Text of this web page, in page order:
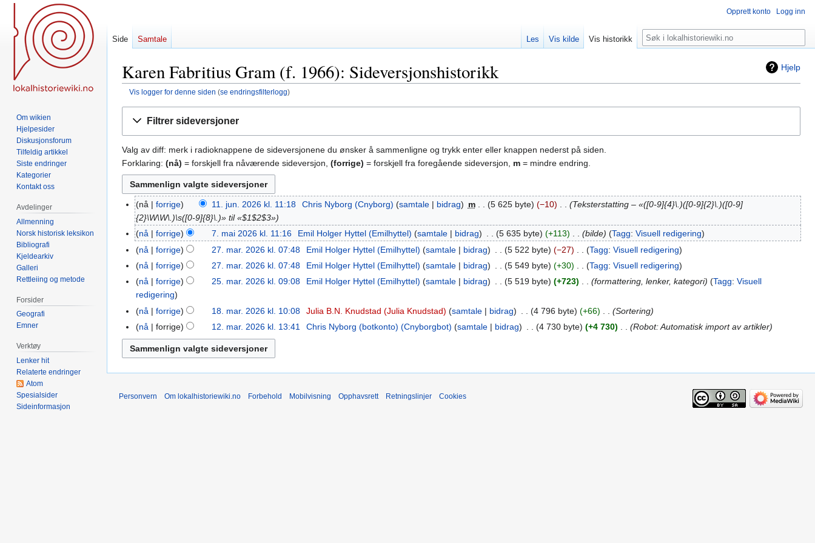
Hjelp
Karen Fabritius Gram (f. 1966): Sideversjonshistorikk
Vis logger for denne siden (se endringsfilterlogg)
Filtrer sideversjoner
Valg av diff: merk i radioknappene de sideversjonene du ønsker å sammenligne og trykk enter eller knappen nederst på siden.
Forklaring: (nå) = forskjell fra nåværende sideversjon, (forrige) = forskjell fra foregående sideversjon, m = mindre endring.
11.
jun.
2026
nå forrige 11. jun. 2026 kl. 11:18 Chris Nyborg (Cnyborg) samtale bidrag m 5 625 byte −10
Teksterstatting – «([0-9]{4}\.)([0-9]{2}\.)([0-9]
{2}\W\W\.)\s([0-9]{8}\.)» til «$1$2$3»
7.
mai
2026
nå forrige 7. mai 2026 kl. 11:16 Emil Holger Hyttel (Emilhyttel) samtale bidrag 5 635 byte +113 bilde Tagg: Visuell redigering
27.
mar.
2026
nå forrige 27. mar. 2026 kl. 07:48 Emil Holger Hyttel (Emilhyttel) samtale bidrag 5 522 byte −27
I
g
n
r
e
d
e
Tagg: Visuell redigering
nå
forrige 27. mar. 2026 kl. 07:48 Emil Holger Hyttel (Emilhyttel) samtale bidrag 5 549 byte +30
I
n
e
n
e
d
g
Tagg: Visuell redigering
25.
mar.
2026
nå forrige 25. mar. 2026 kl. 09:08 Emil Holger Hyttel (Emilhyttel) samtale bidrag 5 519 byte +723 formattering, lenker, kategori Tagg: Visuell
redigering
18.
mar.
2026
nå forrige 18. mar. 2026 kl. 10:08 Julia B.N. Knudstad (Julia Knudstad) samtale bidrag 4 796 byte +66
Sortering
12.
mar.
2026
nå forrige 12. mar. 2026 kl. 13:41 Chris Nyborg (botkonto) (Cnyborgbot) samtale bidrag 4 730 byte +4 730 Robot: Automatisk import av artikler
Opprett konto Logg inn
Side Samtale Les Vis kilde Vis historikk Søk
Om wikien
Hjelpesider
Diskusjonsforum
Tilfeldig artikkel
Siste endringer
Kategorier
Kontakt oss
Avdelinger
Allmenning
Norsk historisk leksikon
Bibliografi
Kjeldearkiv
Galleri
Rettleiing og metode
Forsider
Geografi
Emner
Verktøy
Lenker hit
Relaterte endringer
Atom
Spesialsider
Sideinformasjon
Personvern Om lokalhistoriewiki.no Forbehold Mobilvisning Opphavsrett Retningslinjer Cookies